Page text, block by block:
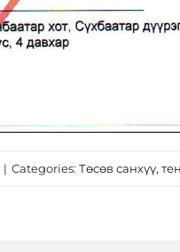
| Categories: Төсөв санхүү,